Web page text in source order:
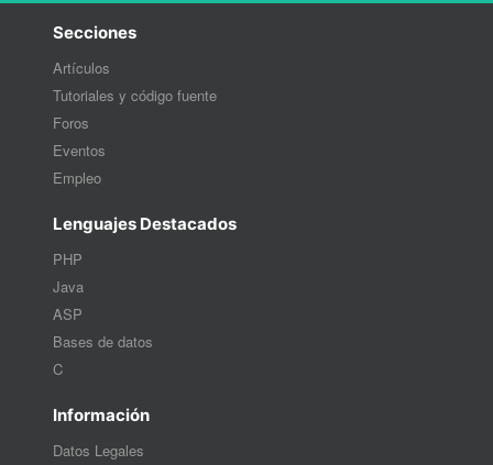
Secciones
Artículos
Tutoriales y código fuente
Foros
Eventos
Empleo
Lenguajes Destacados
PHP
Java
ASP
Bases de datos
C
Información
Datos Legales